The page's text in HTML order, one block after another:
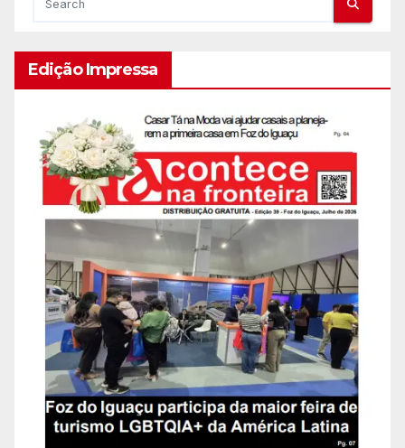
Edição Impressa